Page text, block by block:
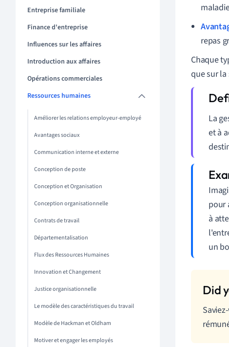
Entreprise familiale
Finance d'entreprise
Influences sur les affaires
Introduction aux affaires
Opérations commerciales
Ressources humaines
Améliorer les relations employeur-employé
Avantages sociaux
Communication interne et externe
Conception de poste
Conception et Organisation
Conception organisationnelle
Contrats de travail
Départementalisation
Flux des Ressources Humaines
Innovation et Changement
Justice organisationnelle
Le modèle des caractéristiques du travail
Modèle de Hackman et Oldham
Motiver et engager les employés
repas
Chaque
que sur
La
et à
pour
à
un